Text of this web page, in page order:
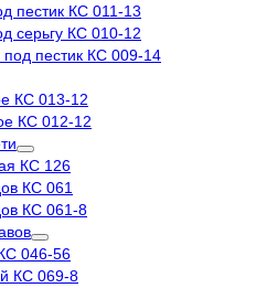
пестик КС 011-13
серьгу КС 010-12
пестик КС 009-14
КС 013-12
КС 012-12
КС 126
КС 061
КС 061-8
046-56
КС 069-8